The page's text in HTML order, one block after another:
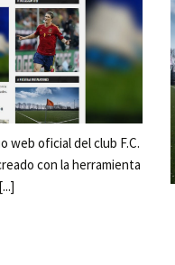
web oficial del club F.C.
con la herramienta